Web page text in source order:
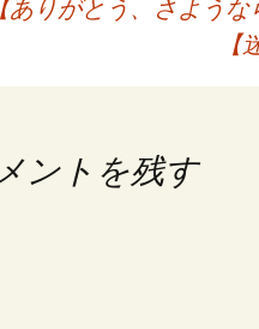
ありがとう、さよう
ントを残す